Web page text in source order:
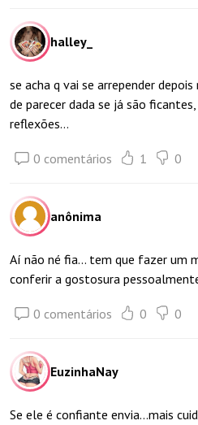
halley_
se acha q vai se arrepender
de parecer dada se já são
reflexões…
0 comentários 1 0
anônima
Aí não né fia... tem que fazer um
conferir a gostosura
0 comentários 0 0
EuzinhaNay
Se ele é confiante envia...mais